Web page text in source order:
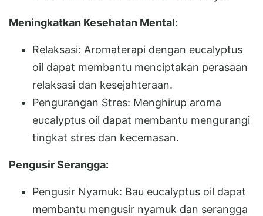
Meningkatkan Kesehatan Mental:
Relaksasi: Aromaterapi dengan eucalyptus
oil dapat membantu menciptakan perasaan
relaksasi dan kesejahteraan.
Pengurangan Stres: Menghirup aroma
eucalyptus oil dapat membantu mengurangi
tingkat stres dan kecemasan.
Pengusir Serangga:
Pengusir Nyamuk: Bau eucalyptus oil dapat
membantu mengusir nyamuk dan serangga